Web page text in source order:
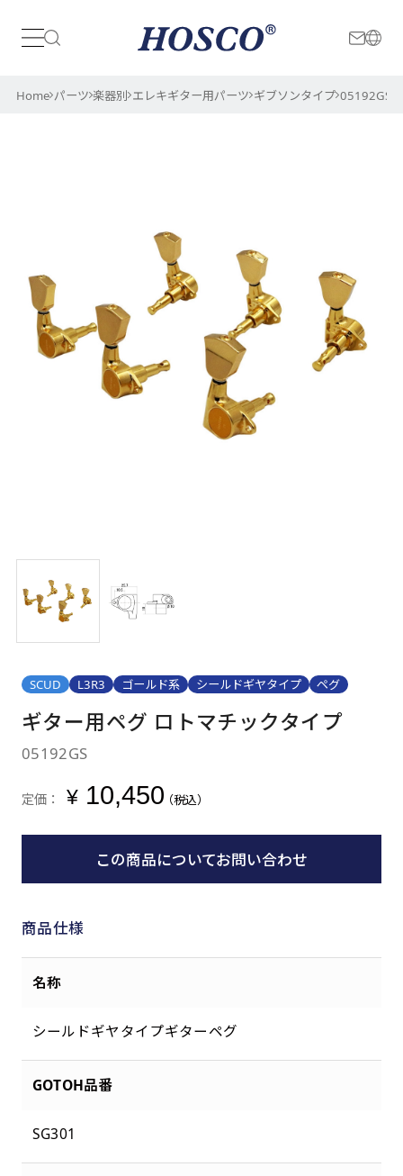
日本 International
Home パーツ 楽器別 エレキギター用パーツ ギブソンタイプ 05192GS
SCUD L3R3 ゴールド系 シールドギヤタイプ ペグ
ギター用ペグ ロトマチックタイプ
05192GS
定価： ¥10,450（税込）
この商品についてお問い合わせ
商品仕様
名称
シールドギヤタイプギターペグ
GOTOH品番
SG301